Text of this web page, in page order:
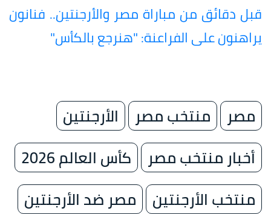
قبل دقائق من مباراة مصر والأرجنتين.. فنانون
يراهنون على الفراعنة: "هنرجع بالكأس"
مصر منتخب مصر
الأرجنتين
أخبار منتخب مصر
كأس العالم 2026
منتخب الأرجنتين
مصر ضد الأرجنتين